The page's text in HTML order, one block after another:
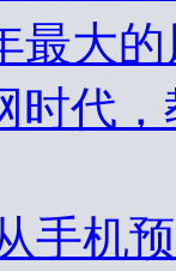
最大
时代
手机